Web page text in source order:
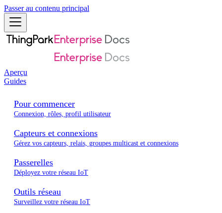
Passer au contenu principal
Aperçu
Guides
Pour commencer
Connexion, rôles, profil utilisateur
Capteurs et connexions
Gérez vos capteurs, relais, groupes multicast et connexions
Passerelles
Déployez votre réseau IoT
Outils réseau
Surveillez votre réseau IoT